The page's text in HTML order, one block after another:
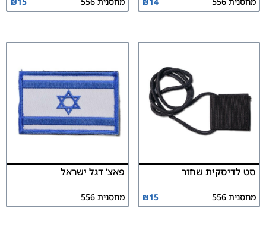
סט לדיסקית שחור
מחסנית 556 ₪15
פאצ’ דגל ישראל
מחסנית 556